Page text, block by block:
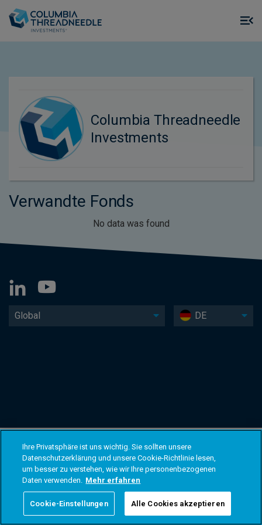
Columbia Threadneedle
Investments
Verwandte Fonds
No data was found
Global DE
Ihre Privatsphäre ist uns wichtig. Sie sollten unsere
Datenschutzerklärung und unsere Cookie-Richtlinie lesen,
um besser zu verstehen, wie wir Ihre personenbezogenen
Daten verwenden. Mehr erfahren
Cookie-Einstellungen Alle Cookies akzeptieren